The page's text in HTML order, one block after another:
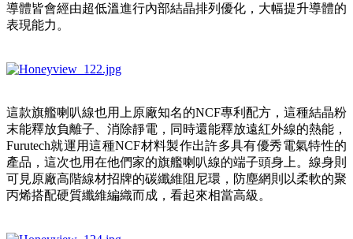
導體皆會經由超低溫進行內部結晶排列優化，大幅提升導體的
表現能力。
這款旗艦喇叭線也用上原廠知名的NCF專利配方，這種結晶粉
末能釋放負離子、消除靜電，同時還能釋放遠紅外線的熱能，
Furutech就運用這種NCF材料製作出許多具有優秀電氣特性的
產品，這次也用在他們家的旗艦喇叭線的端子頭身上。線身則
可見原廠高階線材招牌的碳纖維阻尼環，防塵網則以柔軟的聚
丙烯搭配硬質纖維編織而成，看起來相當高級。